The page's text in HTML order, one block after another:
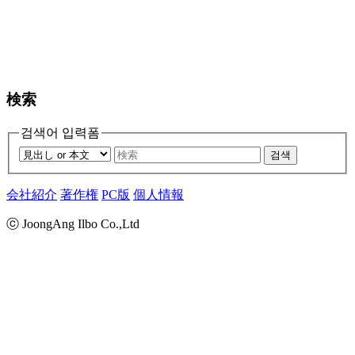
検索
검색어 입력폼
검색
会社紹介 著作権 PC版 個人情報
ⓒ JoongAng Ilbo Co.,Ltd